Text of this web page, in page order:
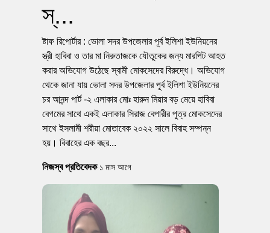
স্...
ষ্টাফ রিপোর্টার : ভোলা সদর উপজেলার পূর্ব ইলিশা ইউনিয়নের
স্ত্রী হাবিবা ও তার মা নিরুতাজকে যৌতুকের জন্য মারপিট আহত
করার অভিযোগ উঠেছে স্বামী মোকসেদের বিরুদ্ধে। অভিযোগ
থেকে জানা যায় ভোলা সদর উপজেলার পূর্ব ইলিশা ইউনিয়নের
চর আনন্দ পার্ট -২ এলাকার মোঃ হারুন মিয়ার বড় মেয়ে হাবিবা
বেগমের সাথে একই এলাকার সিরাজ বেপারীর পুত্র মোকসেদের
সাথে ইসলামী শরীয়া মোতাবেক ২০২২ সালে বিবাহ সম্পন্ন
হয়। বিবাহের এক বছর...
নিজস্ব প্রতিবেদক ১ মাস আগে